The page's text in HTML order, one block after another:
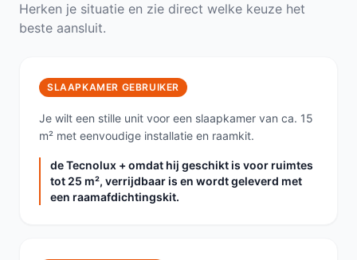
Herken je situatie en zie direct welke keuze het
beste aansluit.
SLAAPKAMER GEBRUIKER
Je wilt een stille unit voor een slaapkamer van ca. 15
m² met eenvoudige installatie en raamkit.
de Tecnolux + omdat hij geschikt is voor ruimtes
tot 25 m², verrijdbaar is en wordt geleverd met
een raamafdichtingskit.